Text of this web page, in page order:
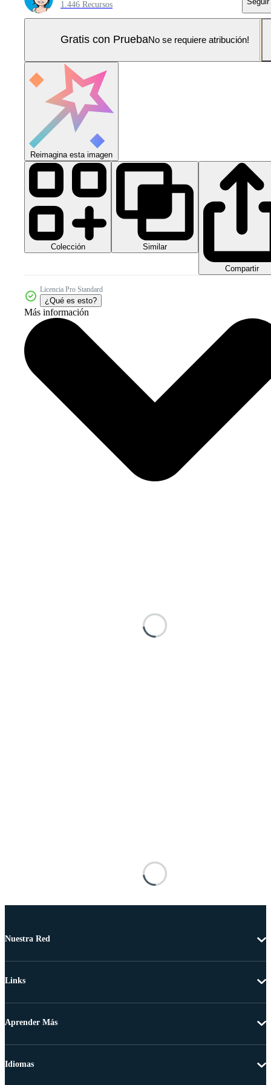
1.446 Recursos
Gratis con PruebaNo se requiere atribución!
Reimagina esta imagen
Colección Similar
Compartir
Licencia Pro Standard
¿Qué es esto?
Más información
Nuestra Red
Links
Aprender Más
Idiomas